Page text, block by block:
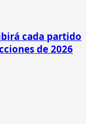
cada partido
de 2026